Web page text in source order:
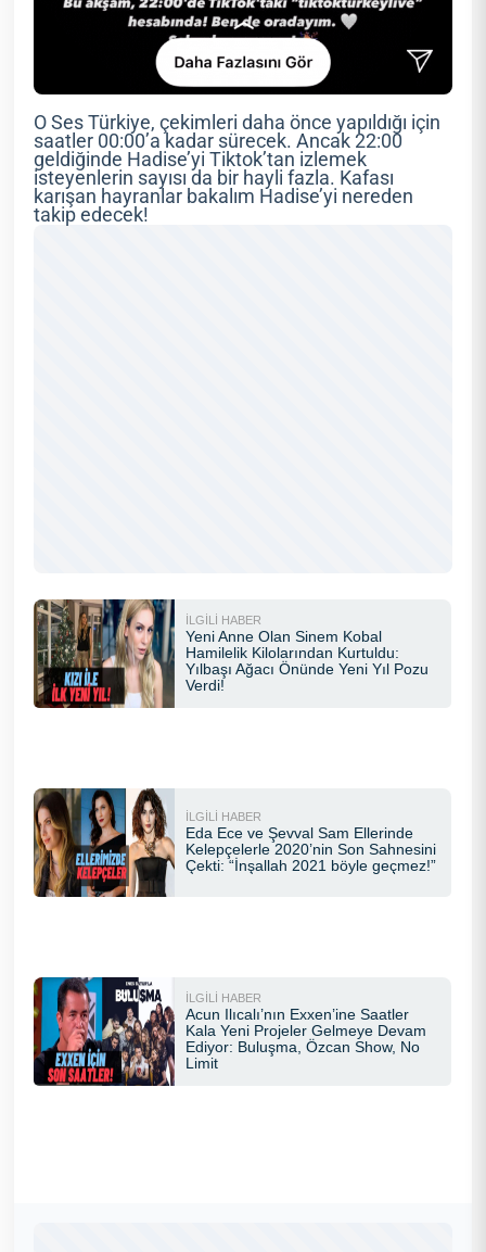
O Ses Türkiye, çekimleri daha önce yapıldığı için
saatler 00:00’a kadar sürecek. Ancak 22:00
geldiğinde Hadise’yi Tiktok’tan izlemek
isteyenlerin sayısı da bir hayli fazla. Kafası
karışan hayranlar bakalım Hadise’yi nereden
takip edecek!